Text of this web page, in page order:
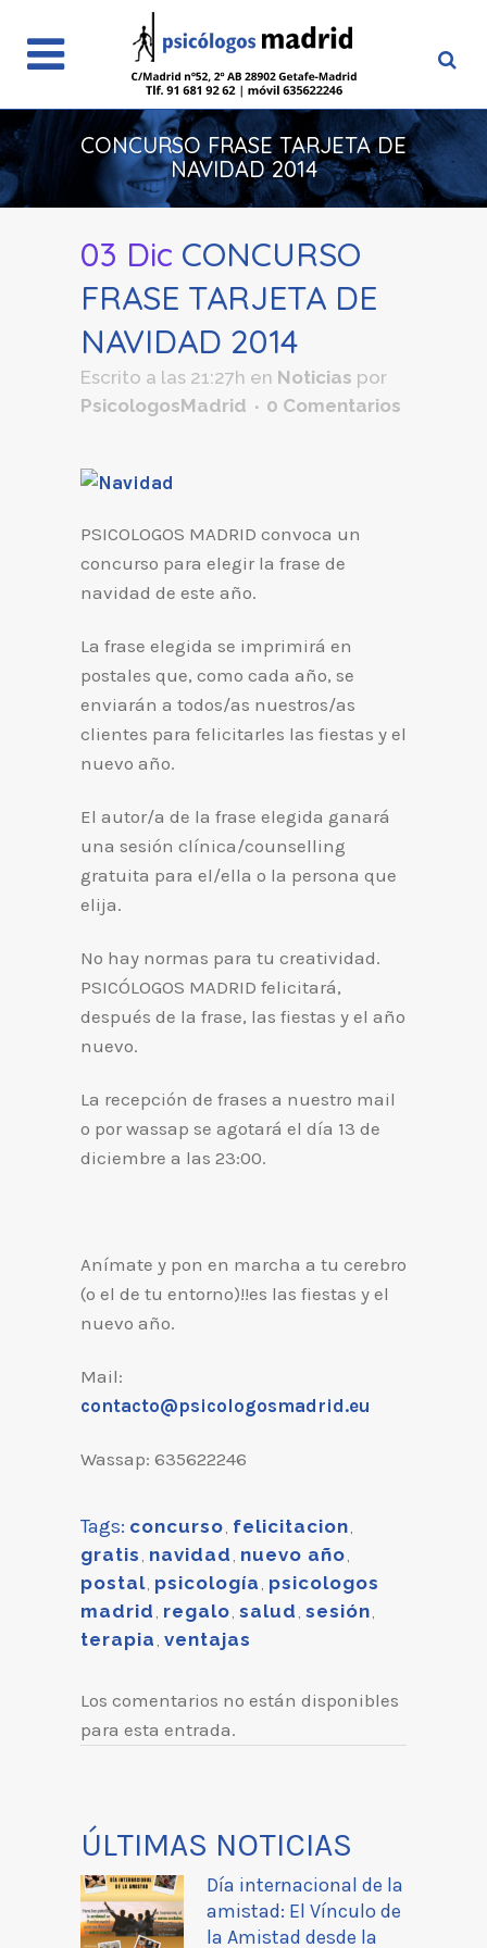
CONCURSO FRASE TARJETA DE
NAVIDAD 2014
03 Dic CONCURSO
FRASE TARJETA DE
NAVIDAD 2014
Escrito a las 21:27h en Noticias por
PsicologosMadrid
0 Comentarios
PSICOLOGOS MADRID convoca un
concurso para elegir la frase de
navidad de este año.
La frase elegida se imprimirá en
postales que, como cada año, se
enviarán a todos/as nuestros/as
clientes para felicitarles las fiestas y el
nuevo año.
El autor/a de la frase elegida ganará
una sesión clínica/counselling
gratuita para el/ella o la persona que
elija.
No hay normas para tu creatividad.
PSICÓLOGOS MADRID felicitará,
después de la frase, las fiestas y el año
nuevo.
La recepción de frases a nuestro mail
o por wassap se agotará el día 13 de
diciembre a las 23:00.
Anímate y pon en marcha a tu cerebro
(o el de tu entorno)!!es las fiestas y el
nuevo año.
Mail:
contacto@psicologosmadrid.eu
Wassap: 635622246
Tags: concurso felicitacion
gratis navidad nuevo año
postal psicología psicologos
madrid regalo salud sesión
terapia ventajas
Los comentarios no están disponibles
para esta entrada.
ÚLTIMAS NOTICIAS
Día internacional de la
amistad: El Vínculo de
la Amistad desde la